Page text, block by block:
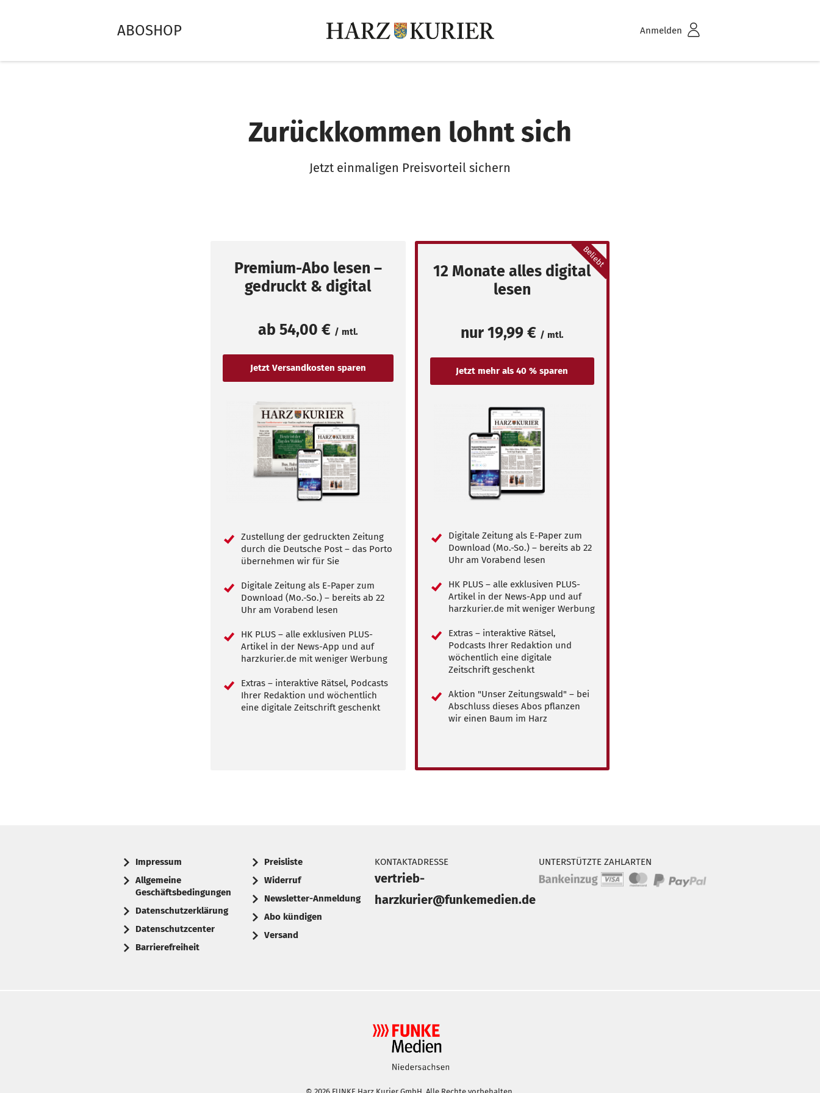
ABOSHOP Anmelden
Zurückkommen lohnt sich
Jetzt einmaligen Preisvorteil sichern
Premium-Abo lesen –
gedruckt & digital
ab 54,00 € / mtl.
Zustellung der gedruckten Zeitung
durch die Deutsche Post – das Porto
übernehmen wir für Sie
Digitale Zeitung als E-Paper zum
Download (Mo.-So.) – bereits ab 22
Uhr am Vorabend lesen
HK PLUS – alle exklusiven PLUS-
Artikel in der News-App und auf
harzkurier.de mit weniger Werbung
Extras – interaktive Rätsel, Podcasts
Ihrer Redaktion und wöchentlich
eine digitale Zeitschrift geschenkt
Beliebt
12 Monate alles digital
lesen
nur 19,99 € / mtl.
Digitale Zeitung als E-Paper zum
Download (Mo.-So.) – bereits ab 22
Uhr am Vorabend lesen
HK PLUS – alle exklusiven PLUS-
Artikel in der News-App und auf
harzkurier.de mit weniger Werbung
Extras – interaktive Rätsel,
Podcasts Ihrer Redaktion und
wöchentlich eine digitale
Zeitschrift geschenkt
Aktion "Unser Zeitungswald" – bei
Abschluss dieses Abos pflanzen
wir einen Baum im Harz
Impressum
Allgemeine
Geschäftsbedingungen
Datenschutzerklärung
Datenschutzcenter
Barrierefreiheit
Preisliste
Widerruf
Newsletter-Anmeldung
Abo kündigen
Versand
KONTAKTADRESSE
vertrieb-
harzkurier@funkemedien.de
UNTERSTÜTZTE ZAHLARTEN